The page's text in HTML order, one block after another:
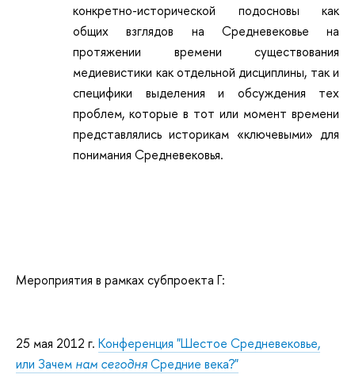
конкретно-исторической подосновы как
общих взглядов на Средневековье на
протяжении времени существования
медиевистики как отдельной дисциплины, так и
специфики выделения и обсуждения тех
проблем, которые в тот или момент времени
представлялись историкам «ключевыми» для
понимания Средневековья.
Мероприятия в рамках субпроекта Г:
25 мая 2012 г. Конференция "Шестое Средневековье,
или Зачем нам сегодняСредние века?"